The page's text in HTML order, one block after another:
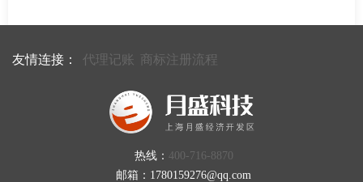
友情连接： 代理记账 商标注册流程
热线： 400-716-8870
邮箱：1780159276@qq.com